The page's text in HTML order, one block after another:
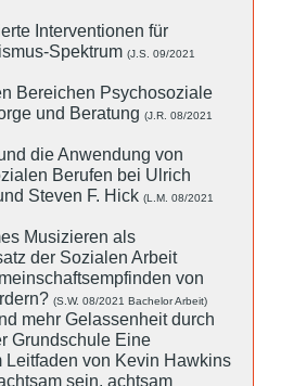
Interventionen für
Spektrum (J.S. 09/2021
Bereichen Psychosoziale
und Beratung (J.R. 08/2021
die Anwendung von
Berufen bei Ulrich
Steven F. Hick (L.M. 08/2021
Musizieren als
der Sozialen Arbeit
von
(S.W. 08/2021 Bachelor Arbeit)
mehr Gelassenheit durch
Grundschule Eine
Leitfaden von Kevin Hawkins
sein, achtsam